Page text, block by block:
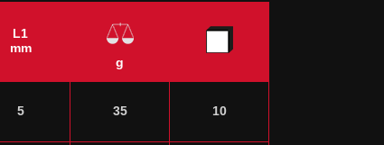
L1
mm
g
5 35 10